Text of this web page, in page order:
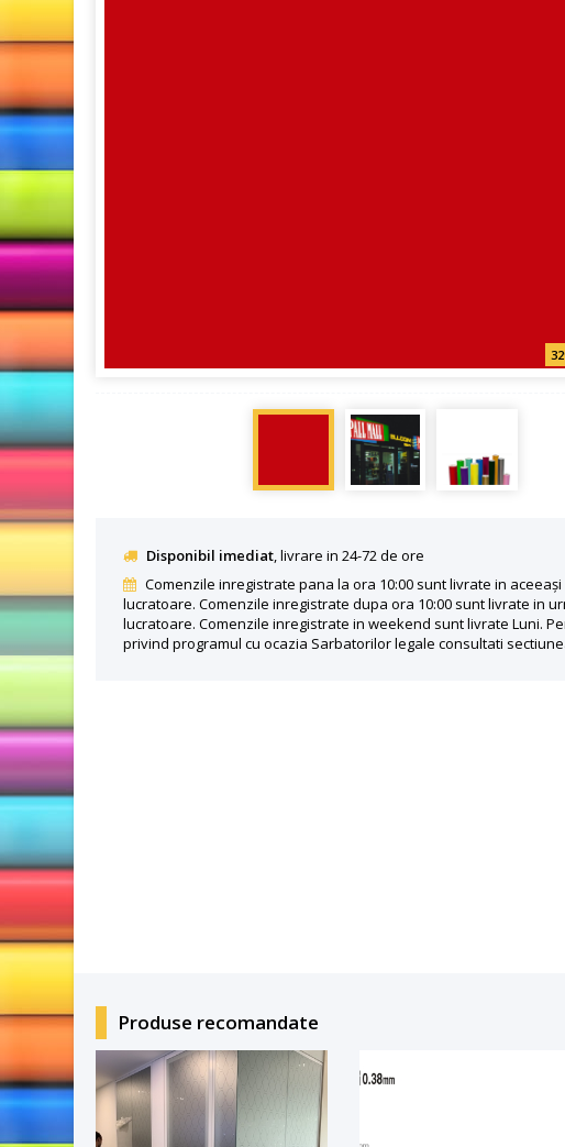
Disponibil imediat, livrare in 24-72 de ore
Comenzile inregistrate pana la ora 10:00 sunt livrate in aceeași
lucratoare. Comenzile inregistrate dupa ora 10:00 sunt livrate in
lucratoare. Comenzile inregistrate in weekend sunt livrate Luni.
privind programul cu ocazia Sarbatorilor legale consultati
Produse recomandate